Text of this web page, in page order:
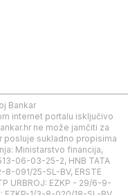
Bankar
internet portalu isključivo
ne može jamčiti za
posluje sukladno propisima
Ministarstvo financija,
06-03-25-2, HNB TATA
8-091/25-SL-BV, ERSTE
URBROJ: EZKP - 29/6-9-